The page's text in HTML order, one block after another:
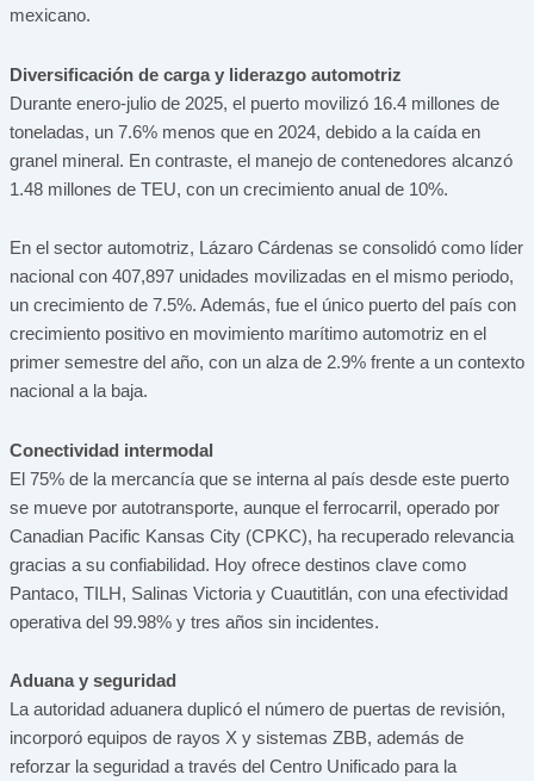
mexicano.
Diversificación de carga y liderazgo automotriz
Durante enero-julio de 2025, el puerto movilizó 16.4 millones de
toneladas, un 7.6% menos que en 2024, debido a la caída en
granel mineral. En contraste, el manejo de contenedores alcanzó
1.48 millones de TEU, con un crecimiento anual de 10%.
En el sector automotriz, Lázaro Cárdenas se consolidó como líder
nacional con 407,897 unidades movilizadas en el mismo periodo,
un crecimiento de 7.5%. Además, fue el único puerto del país con
crecimiento positivo en movimiento marítimo automotriz en el
primer semestre del año, con un alza de 2.9% frente a un contexto
nacional a la baja.
Conectividad intermodal
El 75% de la mercancía que se interna al país desde este puerto
se mueve por autotransporte, aunque el ferrocarril, operado por
Canadian Pacific Kansas City (CPKC), ha recuperado relevancia
gracias a su confiabilidad. Hoy ofrece destinos clave como
Pantaco, TILH, Salinas Victoria y Cuautitlán, con una efectividad
operativa del 99.98% y tres años sin incidentes.
Aduana y seguridad
La autoridad aduanera duplicó el número de puertas de revisión,
incorporó equipos de rayos X y sistemas ZBB, además de
reforzar la seguridad a través del Centro Unificado para la